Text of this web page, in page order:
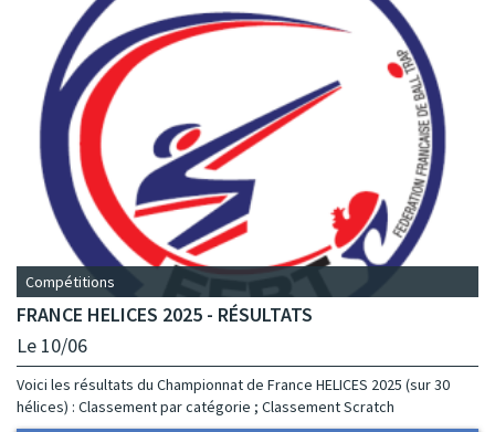
Compétitions
FRANCE HELICES 2025 - RÉSULTATS
Le 10/06
Voici les résultats du Championnat de France HELICES 2025 (sur 30
hélices) : Classement par catégorie ; Classement Scratch